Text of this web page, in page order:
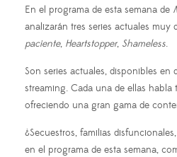
En el programa de esta semana de
analizarán tres series actuales muy
paciente, Heartstopper, Shameless.
Son series actuales, disponibles en
streaming. Cada una de ellas habla
ofreciendo una gran gama de
¿Secuestros, familias
en el programa de esta semana,